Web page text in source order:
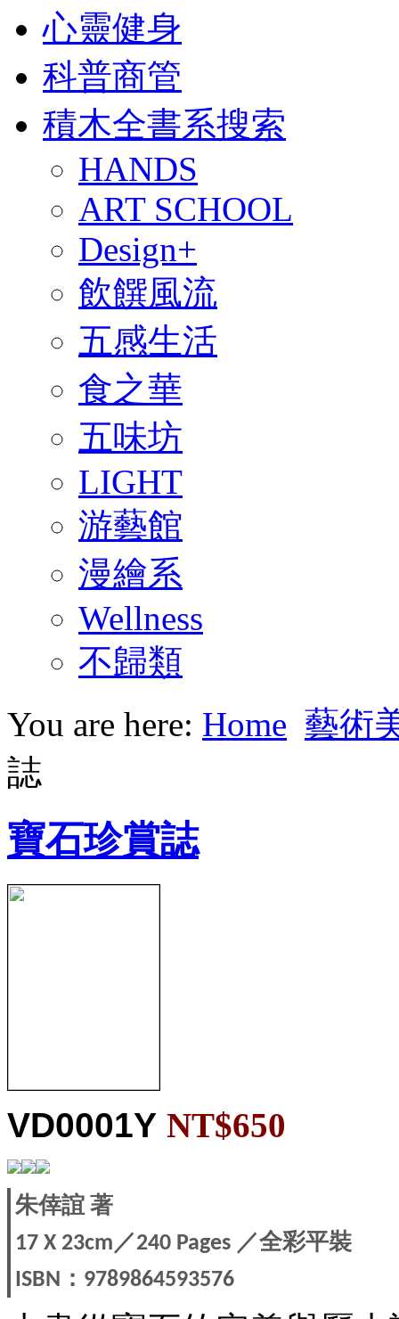
心靈健身
科普商管
積木全書系搜索
HANDS
ART SCHOOL
Design+
飲饌風流
五感生活
食之華
五味坊
LIGHT
游藝館
漫繪系
Wellness
不歸類
You are here: Home 藝術
誌
寶石珍賞誌
VD0001Y NT$650
朱倖誼 著
17 X 23cm／240 Pages ／全彩平裝
ISBN ： 9789864593576